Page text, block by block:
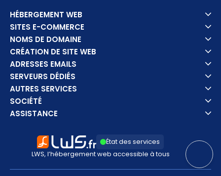
HÉBERGEMENT WEB
SITES E-COMMERCE
NOMS DE DOMAINE
CRÉATION DE SITE WEB
ADRESSES EMAILS
SERVEURS DÉDIÉS
AUTRES SERVICES
SOCIÉTÉ
ASSISTANCE
État des services
LWS, l’hébergement web accessible à tous